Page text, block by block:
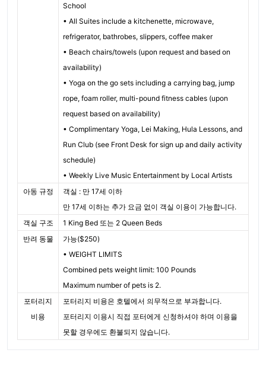
School
• All Suites include a kitchenette, microwave,
refrigerator, bathrobes, slippers, coffee maker
• Beach chairs/towels (upon request and based on
availability)
• Yoga on the go sets including a carrying bag, jump
rope, foam roller, multi-pound fitness cables (upon
request based on availability)
• Complimentary Yoga, Lei Making, Hula Lessons, and
Run Club (see Front Desk for sign up and daily activity
schedule)
• Weekly Live Music Entertainment by Local Artists
아동 규정
객실 : 만 17세 이하
만 17세 이하는 추가 요금 없이 객실 이용이 가능합니다.
객실 구조
1 King Bed 또는 2 Queen Beds
반려 동물
가능($250)
• WEIGHT LIMITS
Combined pets weight limit: 100 Pounds
Maximum number of pets is 2.
포터리지
비용
포터리지 비용은 호텔에서 의무적으로 부과합니다.
포터리지 이용시 직접 포터에게 신청하셔야 하며 이용을
못할 경우에도 환불되지 않습니다.